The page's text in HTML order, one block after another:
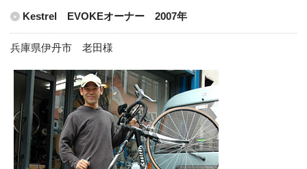
Kestrel EVOKEオーナー 2007年
兵庫県伊丹市 老田様